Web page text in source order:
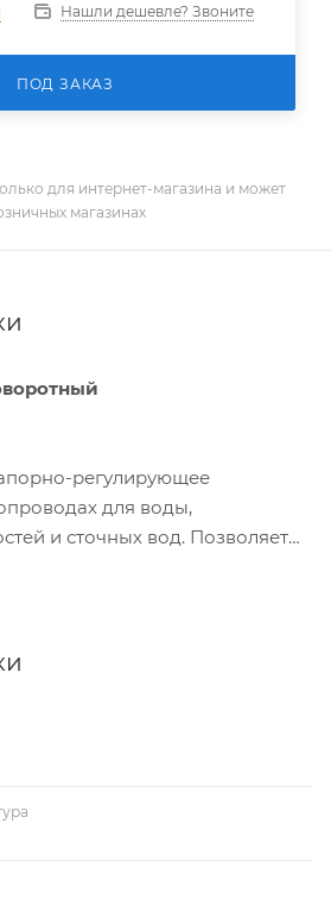
Нашли дешевле? Звоните
ПОД ЗАКАЗ
для интернет-магазина и может
магазинах
регулирующее
для воды,
и сточных вод. Позволяет